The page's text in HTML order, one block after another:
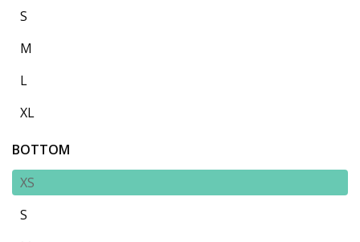
S
M
L
XL
BOTTOM
XS
S